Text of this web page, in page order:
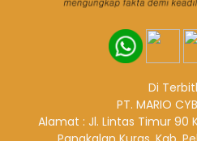
Di
PT. MARIO
Alamat : Jl. Lintas Timur 90